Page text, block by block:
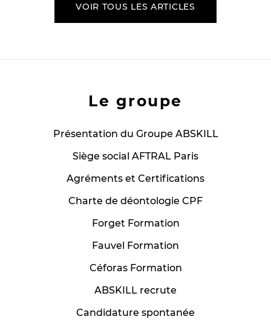
VOIR TOUS LES ARTICLES
Le groupe
Présentation du Groupe ABSKILL
Siège social AFTRAL Paris
Agréments et Certifications
Charte de déontologie CPF
Forget Formation
Fauvel Formation
Céforas Formation
ABSKILL recrute
Candidature spontanée